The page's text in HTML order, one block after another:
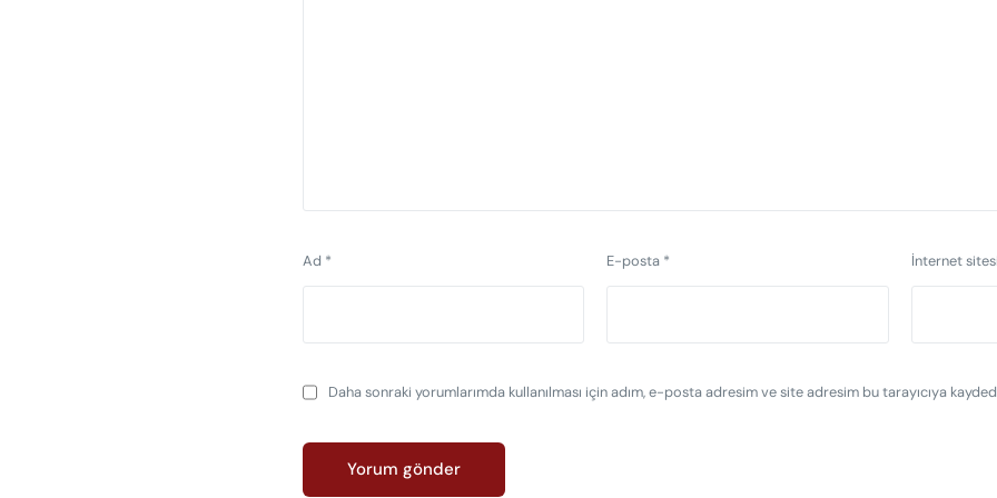
Ad * E-posta * İnternet sitesi
Daha sonraki yorumlarımda kullanılması için adım, e-posta adresim ve site adresim bu tarayıcıya